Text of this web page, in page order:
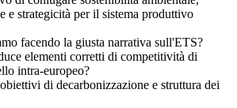
e strategicità per il sistema produttivo
facendo la giusta narrativa sull'ETS?
elementi corretti di competitività di
intra-europeo?
di decarbonizzazione e struttura dei